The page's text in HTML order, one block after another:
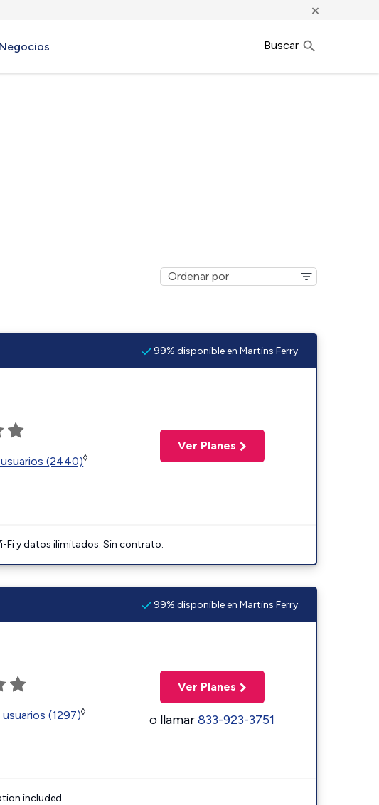
×
Negocios Buscar
99% disponible en Martins Ferry
(2440)◊
Ver Planes
Fi y datos ilimitados. Sin contrato.
99% disponible en Martins Ferry
(1297)◊
Ver Planes
o llamar833-923-3751
included.